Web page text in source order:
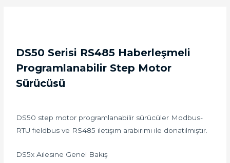
DS50 Serisi RS485 Haberleşmeli
Programlanabilir Step Motor
Sürücüsü
DS50 step motor programlanabilir sürücüler Modbus-
RTU fieldbus ve RS485 iletişim arabirimi ile donatılmıştır.
DS5x Ailesine Genel Bakış